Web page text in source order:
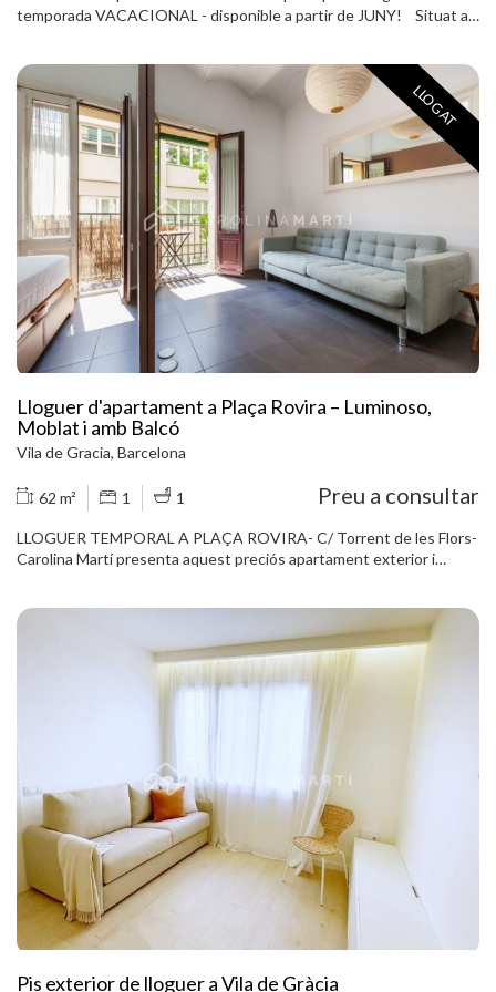
temporada VACACIONAL - disponible a partir de JUNY! Situat a
seu concepte tipus loft, amb una zona de dia àmplia i lluminosa on la
sala d’estar-menjador s’integra de manera natural amb la cuina.
Aquest espai, gràcies a la seva orientació i condició exterior, rep
una agradable entrada de llum durant tot el dia. La cuina, d’estil
modern, està completament equipada i s’integra perfectament a
l’estança principal, aportant funcionalitat i comoditat en el dia a dia.
La zona de nit disposa d’una habitació doble amb zona de vestidor i
un bany complet. L’habitatge es lliura moblat i en molt bon estat,
llest per entrar-hi a viure. A més, compta amb balcó exterior i accés
a terrassa comunitària, un valor afegit poc habitual a la zona.
Situada al cor de Gràcia, envoltada de comerços, restaurants i
places emblemàtiques, i amb una connexió excel·lent mitjançant
transport públic, aquest habitatge és una opció ideal per a qui
busca viure Barcelona des d’un entorn autèntic i amb vida de barri.
Truca’ns per concertar una visita!
LLOGAT
Lloguer d'apartament a Plaça Rovira – Luminoso,
Moblat i amb Balcó
Vila de Gracia, Barcelona
62 m² 1 1 Preu a consultar
LLOGUER TEMPORAL A PLAÇA ROVIRA- C/ Torrent de les Flors-
Carolina Martí presenta aquest preciós apartament exterior i
dividit mitjançant estructura mòbil, que permet separar o agrupar
l'habitació, el menjador o la cuina. Truca i agenda una visita.
Pis exterior de lloguer a Vila de Gràcia